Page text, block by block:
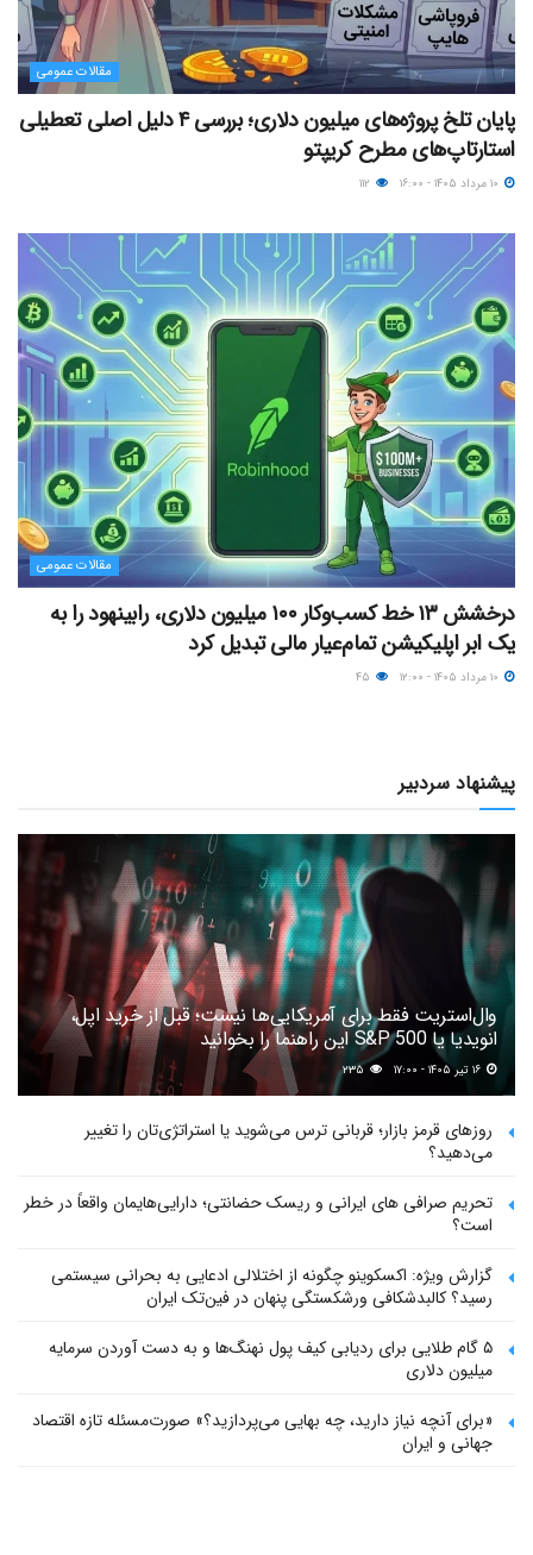
مقالات عمومی
پایان تلخ پروژه‌های میلیون دلاری؛ بررسی ۴ دلیل اصلی تعطیلی
استارتاپ‌های مطرح کریپتو
مقالات عمومی
درخشش ۱۳ خط کسب‌وکار ۱۰۰ میلیون دلاری، رابینهود را به
یک ابر اپلیکیشن تمام‌عیار مالی تبدیل کرد
پیشنهاد سردبیر
وال‌استریت فقط برای آمریکایی‌ها نیست؛ قبل از خرید اپل،
انویدیا یا S&P 500 این راهنما را بخوانید
۲۳۵
روزهای قرمز بازار؛ قربانی ترس می‌شوید یا استراتژی‌تان را تغییر
می‌دهید؟
تحریم صرافی های ایرانی و ریسک حضانتی؛ دارایی‌هایمان واقعاً در خطر
است؟
گزارش ویژه: اکسکوینو چگونه از اختلالی ادعایی به بحرانی سیستمی
رسید؟ کالبدشکافی ورشکستگی پنهان در فین‌تک ایران
۵ گام طلایی برای ردیابی کیف پول‌ نهنگ‌ها و به دست آوردن سرمایه
میلیون دلاری
«برای آنچه نیاز دارید، چه بهایی می‌پردازید؟» صورت‌مسئله تازه اقتصاد
جهانی و ایران